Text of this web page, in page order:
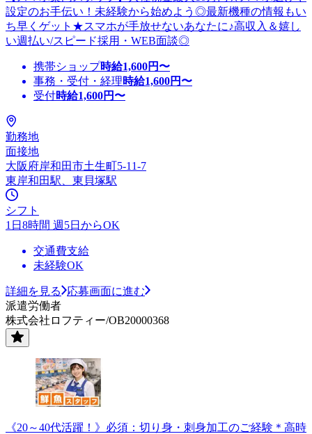
設定のお手伝い！未経験から始めよう◎最新機種の情報もい
ち早くゲット★スマホが手放せないあなたに♪高収入＆嬉し
い週払い/スピード採用・WEB面談◎
携帯ショップ時給1,600円〜
事務・受付・経理時給1,600円〜
受付時給1,600円〜
勤務地
面接地
大阪府岸和田市土生町5-11-7
東岸和田駅、東貝塚駅
シフト
1日8時間 週5日からOK
交通費支給
未経験OK
詳細を見る
応募画面に進む
派遣労働者
株式会社ロフティー/OB20000368
《20～40代活躍！》必須：切り身・刺身加工のご経験＊高時